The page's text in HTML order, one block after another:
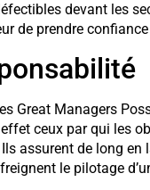
devant les
de prendre
Great Managers
ceux par qui les
assurent de long
le pilotage